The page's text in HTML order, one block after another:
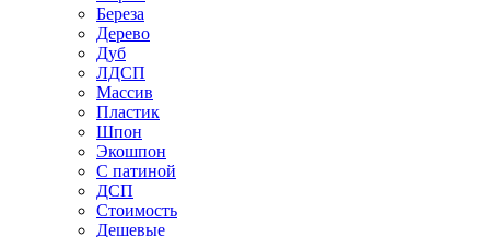
Береза
Дерево
Дуб
ЛДСП
Массив
Пластик
Шпон
Экошпон
С патиной
ДСП
Стоимость
Дешевые